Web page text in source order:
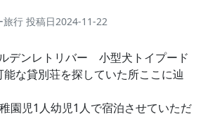
旅行 投稿日2024-11-22
デンレトリバー 小型犬トイプード
な貸別荘を探していた所ここに辿
園児1人幼児1人で宿泊させていただ